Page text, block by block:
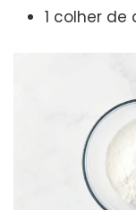
1 colher